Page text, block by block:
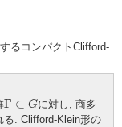
るコンパクトClifford-
Γ ⊂ G
Γ⊂G
に対し, 商多
る. Clifford-Klein形の